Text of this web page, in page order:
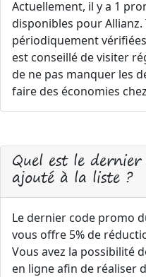
Actuellement, il y a 1
disponibles pour
périodiquement
est conseillé de visiter
de ne pas manquer les
faire des économies
Quel est le
ajouté à la liste ?
Le dernier code promo
vous offre 5% de
Vous avez la possibilité
en ligne afin de réaliser